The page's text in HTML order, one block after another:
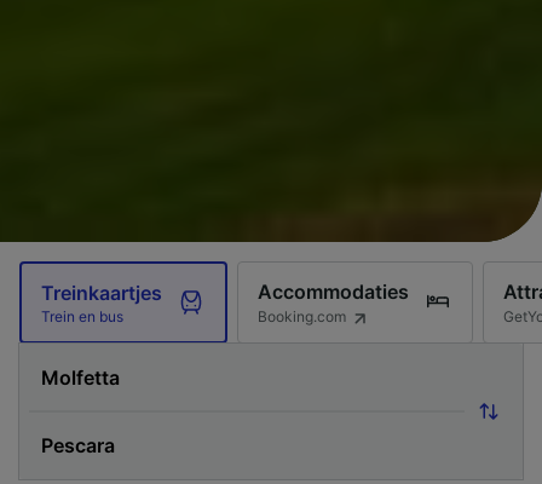
Treinkaartjes
Trein en bus
Accommodaties
Booking.com